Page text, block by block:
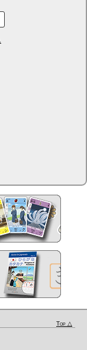
Top △